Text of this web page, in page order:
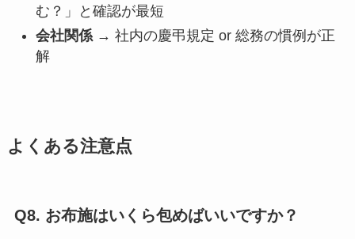
む？」と確認が最短
会社関係→ 社内の慶弔規定 or 総務の慣例が正
解
よくある注意点
Q8. お布施はいくら包めばいいですか？